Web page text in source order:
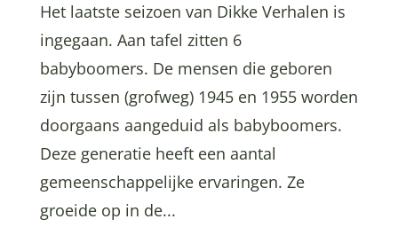
Het laatste seizoen van Dikke Verhalen is
ingegaan. Aan tafel zitten 6
babyboomers. De mensen die geboren
zijn tussen (grofweg) 1945 en 1955 worden
doorgaans aangeduid als babyboomers.
Deze generatie heeft een aantal
gemeenschappelijke ervaringen. Ze
groeide op in de...